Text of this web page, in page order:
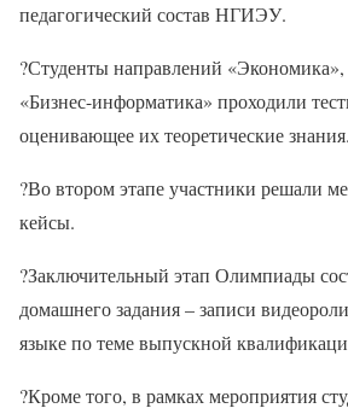
педагогический состав НГИЭУ.
?Студенты направлений
«Бизнес-информатика» проходили
оценивающее их теоретические знания.
?Во втором этапе участники решали
кейсы.
?Заключительный этап Олимпиады
домашнего задания – записи
языке по теме выпускной
?Кроме того, в рамках мероприятия